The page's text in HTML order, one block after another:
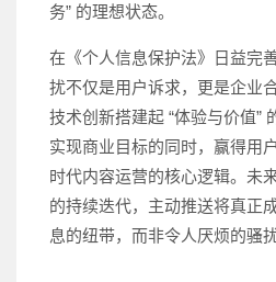
务” 的理想状态。
在《个人信息保护法》日益完
扰不仅是用户诉求，更是企业
技术创新搭建起 “体验与价值”
实现商业目标的同时，赢得
时代内容运营的核心逻辑。未
的持续迭代，主动推送将真正
息的纽带，而非令人厌烦的骚扰